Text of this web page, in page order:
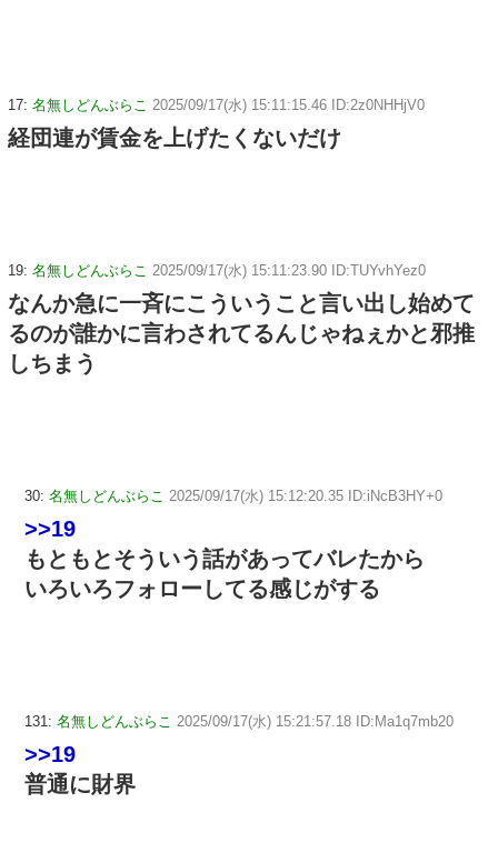
17: 名無しどんぶらこ 2025/09/17(水) 15:11:15.46 ID:2z0NHHjV0
経団連が賃金を上げたくないだけ
19: 名無しどんぶらこ 2025/09/17(水) 15:11:23.90 ID:TUYvhYez0
なんか急に一斉にこういうこと言い出し始めて
るのが誰かに言わされてるんじゃねぇかと邪推
しちまう
30: 名無しどんぶらこ 2025/09/17(水) 15:12:20.35 ID:iNcB3HY+0
>>19
もともとそういう話があってバレたから
いろいろフォローしてる感じがする
131: 名無しどんぶらこ 2025/09/17(水) 15:21:57.18 ID:Ma1q7mb20
>>19
普通に財界